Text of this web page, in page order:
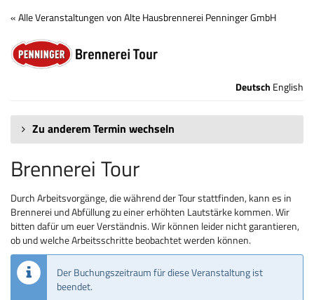
Zum
Haupt-
Inhalt
springen
« Alle Veranstaltungen von Alte Hausbrennerei Penninger GmbH
Brennerei
Tour Deutsch English
Zu anderem Termin wechseln
Brennerei Tour
Durch Arbeitsvorgänge, die während der Tour stattfinden, kann es in
Brennerei und Abfüllung zu einer erhöhten Lautstärke kommen. Wir
bitten dafür um euer Verständnis. Wir können leider nicht garantieren,
ob und welche Arbeitsschritte beobachtet werden können.
Der Buchungszeitraum für diese Veranstaltung ist
beendet.